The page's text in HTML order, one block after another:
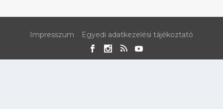
Impresszum Egyedi adatkezelési tájékoztató